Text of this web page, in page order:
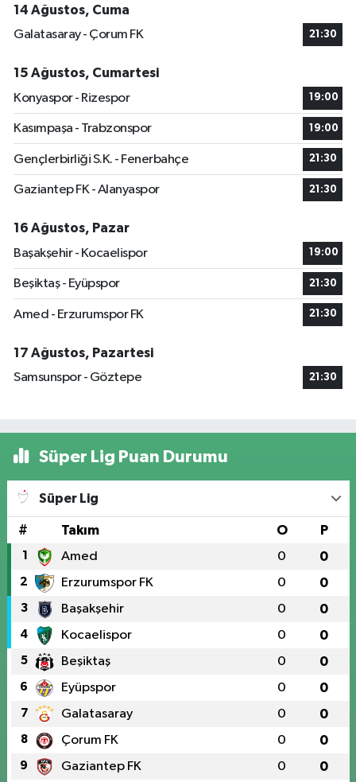
14 Ağustos, Cuma
Galatasaray - Çorum FK
21:30
15 Ağustos, Cumartesi
Konyaspor - Rizespor
19:00
Kasımpaşa - Trabzonspor 19:00
Gençlerbirliği S.K. - Fenerbahçe 21:30
Gaziantep FK - Alanyaspor 21:30
16 Ağustos, Pazar
Başakşehir - Kocaelispor
19:00
Beşiktaş - Eyüpspor 21:30
Amed - Erzurumspor FK 21:30
17 Ağustos, Pazartesi
Samsunspor - Göztepe
21:30
Süper Lig Puan Durumu
Süper Lig
# Takım O P
1 Amed 0 0
2 Erzurumspor FK 0 0
3 Başakşehir 0 0
4 Kocaelispor 0 0
5 Beşiktaş 0 0
6 Eyüpspor 0 0
7 Galatasaray 0 0
8 Çorum FK 0 0
9 Gaziantep FK 0 0